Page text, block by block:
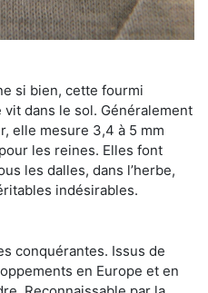
si bien, cette fourmi
dans le sol. Généralement
elle mesure 3,4 à 5 mm
les reines. Elles font
les dalles, dans l’herbe,
indésirables.
conquérantes. Issus de
en Europe et en